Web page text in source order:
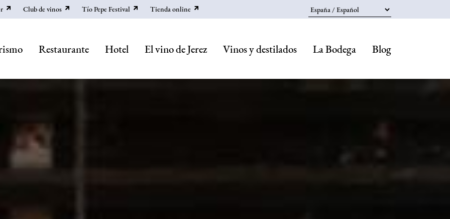
Club de vinos Tío Pepe Festival Tienda online Select your language
principal
Restaurante Hotel El vino de Jerez Vinos y destilados La Bodega Blog